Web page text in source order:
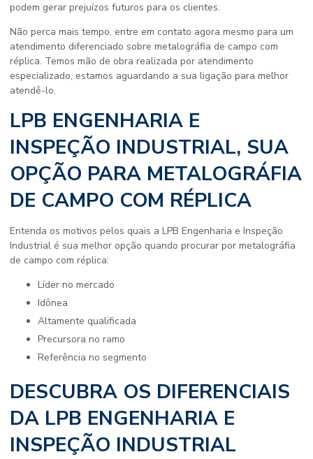
podem gerar prejuízos futuros para os clientes.
Não perca mais tempo, entre em contato agora mesmo para um
atendimento diferenciado sobre metalográfia de campo com
réplica. Temos mão de obra realizada por atendimento
especializado, estamos aguardando a sua ligação para melhor
atendê-lo.
LPB ENGENHARIA E
INSPEÇÃO INDUSTRIAL, SUA
OPÇÃO PARA METALOGRÁFIA
DE CAMPO COM RÉPLICA
Entenda os motivos pelos quais a LPB Engenharia e Inspeção
Industrial é sua melhor opção quando procurar por metalográfia
de campo com réplica:
líder no mercado
idônea
altamente qualificada
precursora no ramo
referência no segmento
DESCUBRA OS DIFERENCIAIS
DA LPB ENGENHARIA E
INSPEÇÃO INDUSTRIAL